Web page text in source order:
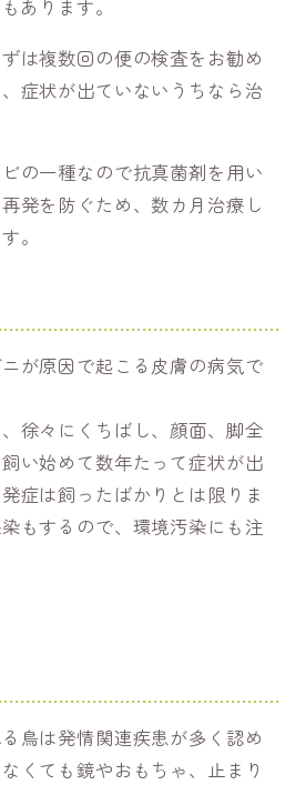
あります。
は複数回の便の検査をお勧め
症状が出ていないうちなら治
の一種なので抗真菌剤を用い
発を防ぐため、数カ月治療し
。
が原因で起こる皮膚の病気で
徐々にくちばし、顔面、脚全
い始めて数年たって症状が出
症は飼ったばかりとは限りま
もするので、環境汚染にも注
鳥は発情関連疾患が多く認め
くても鏡やおもちゃ、止まり